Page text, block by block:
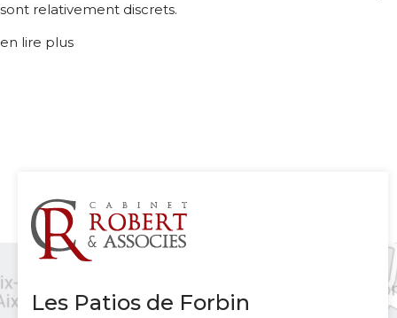
sont relativement discrets.
en lire plus
Les Patios de Forbin